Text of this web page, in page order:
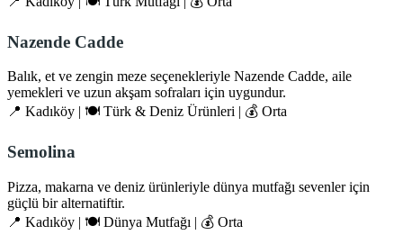
Nazende Cadde
Balık, et ve zengin meze seçenekleriyle Nazende Cadde, aile
yemekleri ve uzun akşam sofraları için uygundur.
📍 Kadıköy | 🍽️ Türk & Deniz Ürünleri | 💰 Orta
Semolina
Pizza, makarna ve deniz ürünleriyle dünya mutfağı sevenler için
güçlü bir alternatiftir.
📍 Kadıköy | 🍽️ Dünya Mutfağı | 💰 Orta